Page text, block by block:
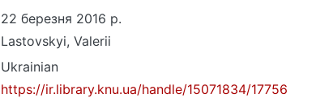
22 березня 2016 р.
Lastovskyi, Valerii
Ukrainian
https://ir.library.knu.ua/handle/15071834/17756